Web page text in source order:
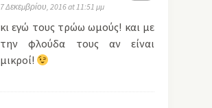
7 Δεκεμβρίου, 2016 at 11:51 μμ
κι εγώ τους τρώω ωμούς! και με
την φλούδα τους αν είναι
μικροί!